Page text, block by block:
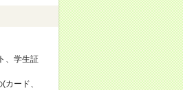
、学生証
ード、